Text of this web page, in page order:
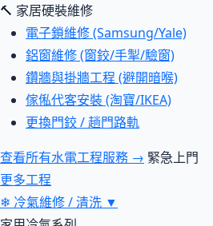
🔨 家居硬裝維修
電子鎖維修 (Samsung/Yale)
鋁窗維修 (窗鉸/手掣/驗窗)
鑽牆與掛牆工程 (避開暗喉)
傢俬代客安裝 (淘寶/IKEA)
更換門鉸 / 趟門路軌
查看所有水電工程服務 → 緊急上門
更多工程
❄ 冷氣維修 / 清洗 ▼